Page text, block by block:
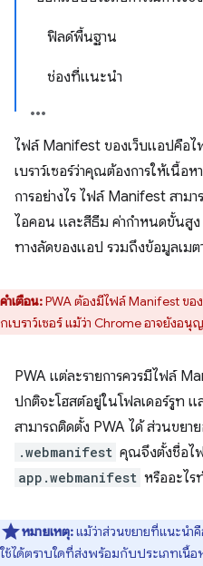
ฟิลด์พื้นฐาน
ช่องที่แนะนำ
ไฟล์ Manifest ของเว็บแอปคือ
เบราว์เซอร์ว่าคุณต้องการให้เนื้
การอย่างไร ไฟล์ Manifest สา
ไอคอน และสีธีม ค่ากำหนดขั้นสูง
ทางลัดของแอป รวมถึงข้อมูลเม
คำเตือน:PWA ต้องมีไฟล์ Manifest ขอ
เบราว์เซอร์ แม้ว่า Chrome อาจยังอนุ
PWA แต่ละรายการควรมีไฟล์
ปกติจะโฮสต์อยู่ในโฟลเดอร์รูท
สามารถติดตั้ง PWA ได้ ส่วนขยา
.webmanifest คุณจึงตั้งชื่อไ
app.webmanifest หรืออะไร
หมายเหตุ:แม้ว่าส่วนขยายที่แนะนำ
ใช้ได้ตราบใดที่ส่งพร้อมกับประเภทเนื้อ